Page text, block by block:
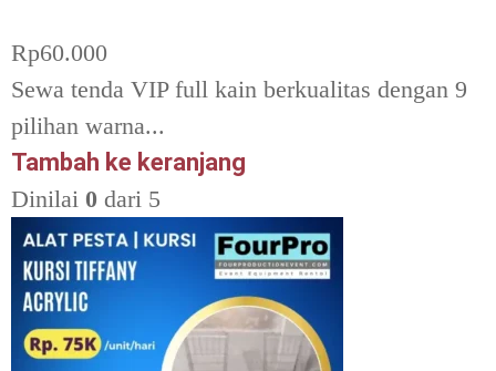
Rp60.000
Sewa tenda VIP full kain berkualitas dengan 9
pilihan warna...
Tambah ke keranjang
Dinilai 0 dari 5